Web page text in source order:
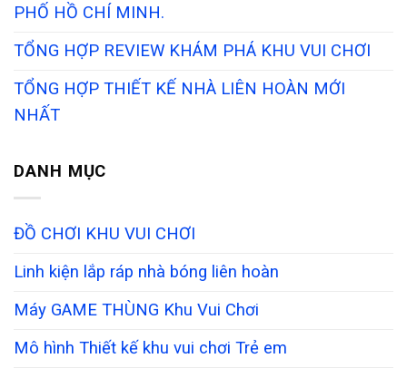
PHỐ HỒ CHÍ MINH.
TỔNG HỢP REVIEW KHÁM PHÁ KHU VUI CHƠI
TỔNG HỢP THIẾT KẾ NHÀ LIÊN HOÀN MỚI
NHẤT
DANH MỤC
ĐỒ CHƠI KHU VUI CHƠI
Linh kiện lắp ráp nhà bóng liên hoàn
Máy GAME THÙNG Khu Vui Chơi
Mô hình Thiết kế khu vui chơi Trẻ em